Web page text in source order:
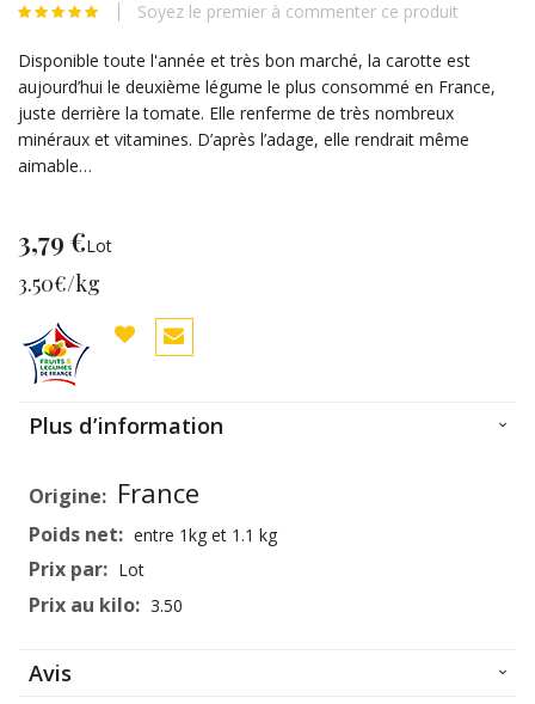
beginning
the
images
gallery
Soyez le premier à commenter ce produit
Disponible toute l'année et très bon marché, la carotte est
aujourd’hui le deuxième légume le plus consommé en France,
juste derrière la tomate. Elle renferme de très nombreux
minéraux et vitamines. D’après l’adage, elle rendrait même
aimable…
3,79 €Lot
3.50€/kg
Plus d’information
Plus
d’informationFrance
entre 1kg et 1.1 kg
Lot
3.50
Avis